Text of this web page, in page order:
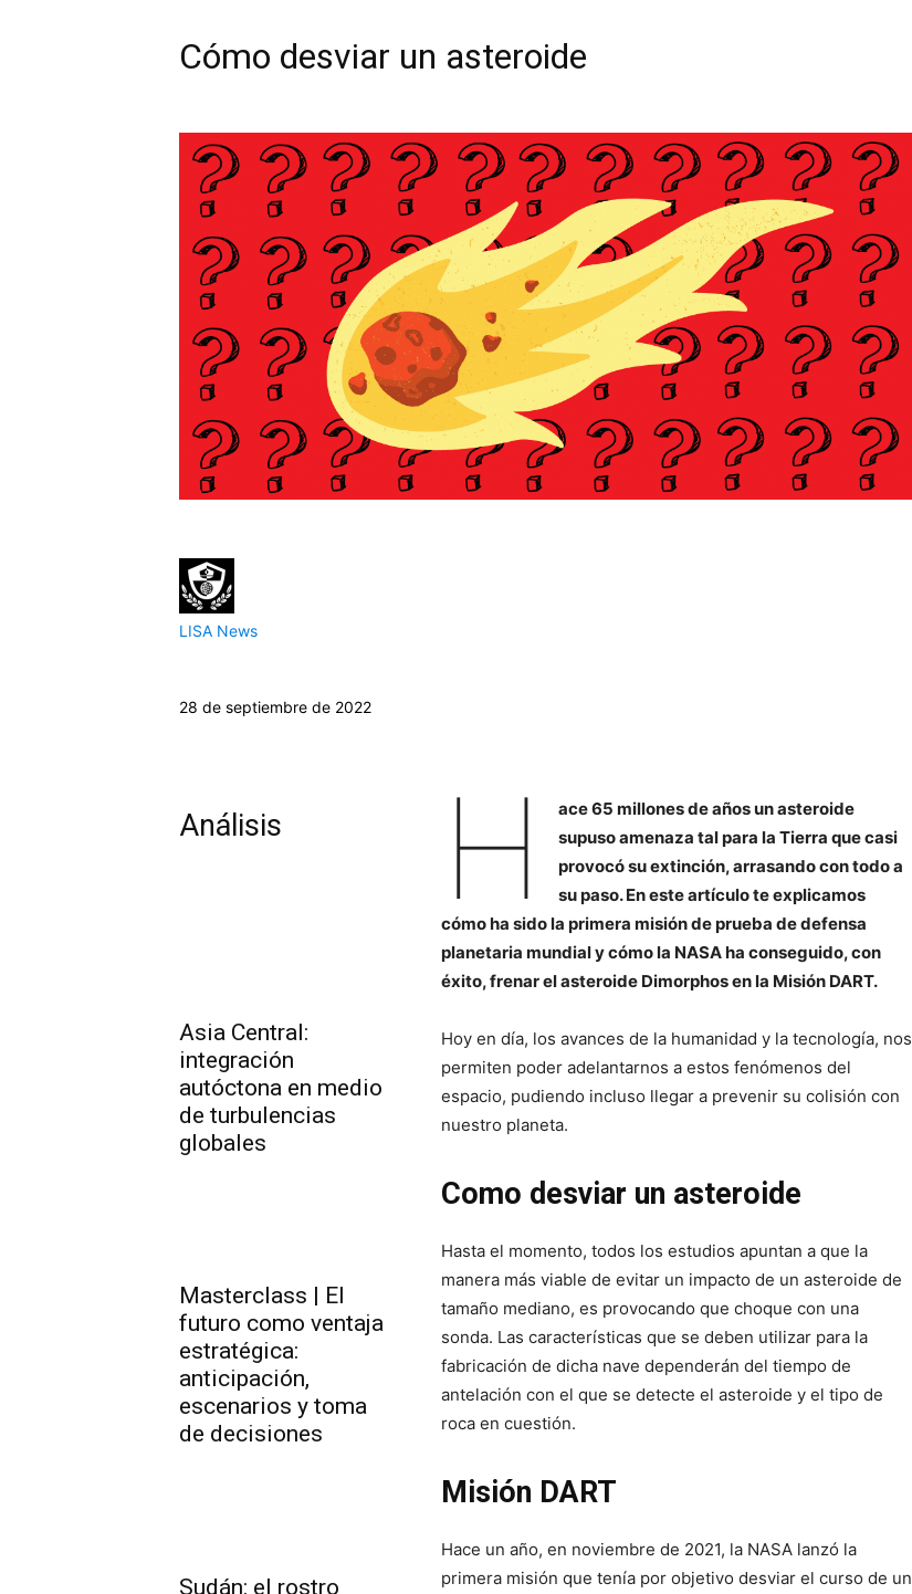
Cómo desviar un asteroide
LISA News
28 de septiembre de 2022
Análisis
Asia Central:
integración
autóctona en medio
de turbulencias
globales
Masterclass | El
futuro como ventaja
estratégica:
anticipación,
escenarios y toma
de decisiones
Sudán: el rostro
H
ace 65 millones de años un asteroide
supuso amenaza tal para la Tierra que casi
provocó su extinción, arrasando con todo a
su paso.En este artículo te explicamos
cómo ha sido la primera misión de prueba de defensa
planetaria mundial y cómo la NASA ha conseguido, con
éxito, frenar el asteroide Dimorphos en la Misión DART.
Hoy en día, los avances de la humanidad y la tecnología, nos
permiten poder adelantarnos a estos fenómenos del
espacio, pudiendo incluso llegar a prevenir su colisión con
nuestro planeta.
Como desviar un asteroide
Hasta el momento, todos los estudios apuntan a que la
manera más viable de evitar un impacto de un asteroide de
tamaño mediano, es provocando que choque con una
sonda. Las características que se deben utilizar para la
fabricación de dicha nave dependerán del tiempo de
antelación con el que se detecte el asteroide y el tipo de
roca en cuestión.
Misión DART
Hace un año, en noviembre de 2021, la NASA lanzó la
primera misión que tenía por objetivo desviar el curso de un